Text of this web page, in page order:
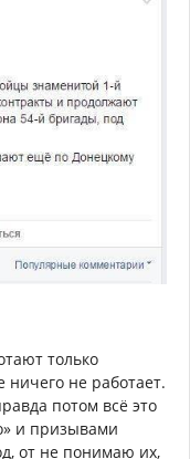
только
не работает.
потом всё это
и призывами
от не понимаю их,